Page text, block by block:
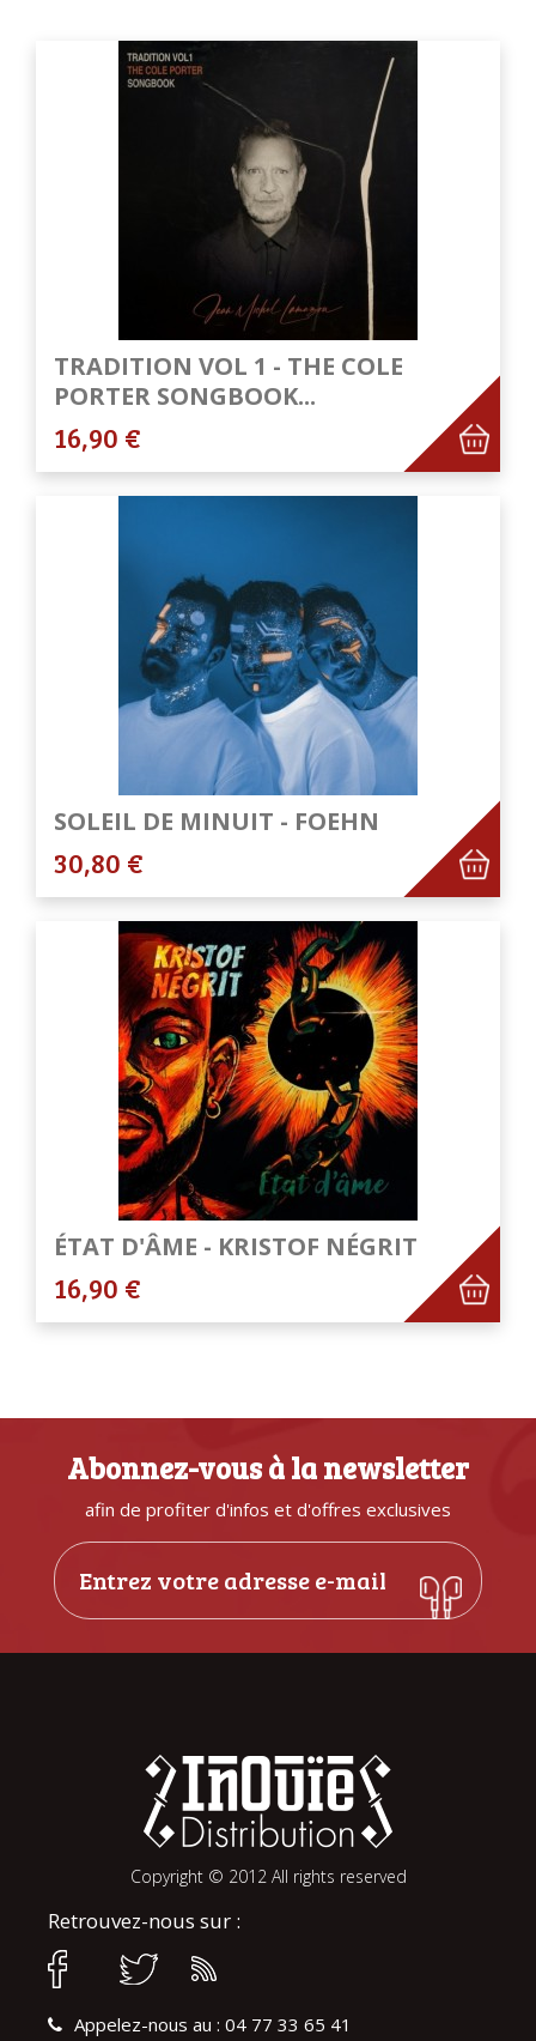
TRADITION VOL 1 - THE COLE
PORTER SONGBOOK...
16,90 €
SOLEIL DE MINUIT - FOEHN
30,80 €
ÉTAT D'ÂME - KRISTOF NÉGRIT
16,90 €
Abonnez-vous à la newsletter
afin de profiter d'infos et d'offres exclusives
Copyright © 2012 All rights reserved
Retrouvez-nous sur :
Appelez-nous au : 04 77 33 65 41